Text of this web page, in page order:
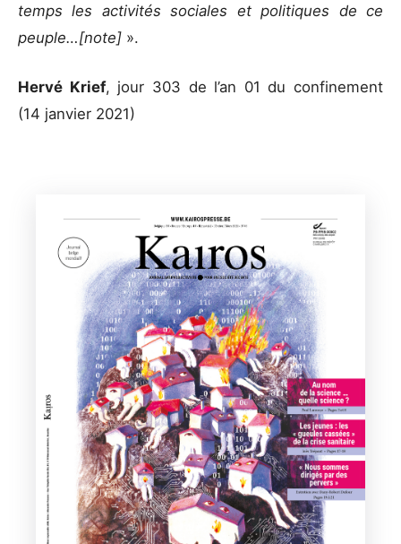
temps les activités sociales et politiques de ce
peuple…[note] ».
Hervé Krief, jour 303 de l’an 01 du confinement
(14 janvier 2021)